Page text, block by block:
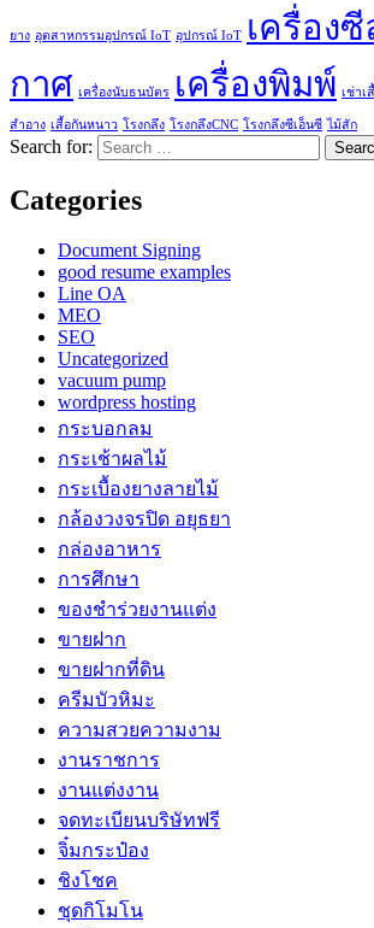
ยาง อุตสาหกรรมอุปกรณ์ IoT อุปกรณ์ IoT เครื่อง
กาศ เครื่องนับธนบัตร เครื่องพิมพ์ เช่าเ
สำอาง เสื้อกันหนาว โรงกลึง โรงกลึงCNC โรงกลึงซีเอ็นซี ไม้สัก
Search for:
Categories
Document Signing
good resume examples
Line OA
MEO
SEO
Uncategorized
vacuum pump
wordpress hosting
กระบอกลม
กระเช้าผลไม้
กระเบื้องยางลายไม้
กล้องวงจรปิด อยุธยา
กล่องอาหาร
การศึกษา
ของชำร่วยงานแต่ง
ขายฝาก
ขายฝากที่ดิน
ครีมบัวหิมะ
ความสวยความงาม
งานราชการ
งานแต่งงาน
จดทะเบียนบริษัทฟรี
จิ๋มกระป๋อง
ชิงโชค
ชุดกิโมโน